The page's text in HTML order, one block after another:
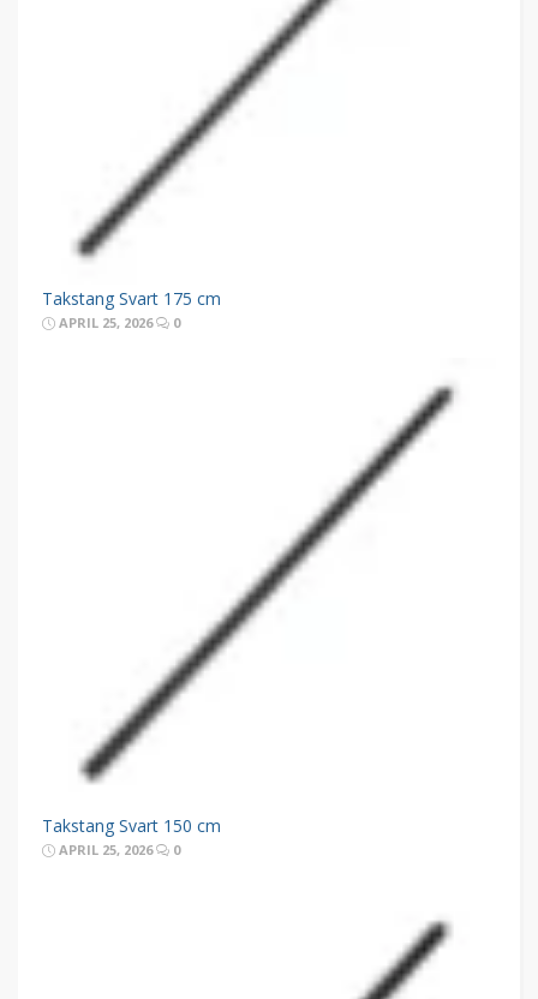
Takstang Svart 175 cm
APRIL 25, 2026 0
Takstang Svart 150 cm
APRIL 25, 2026 0